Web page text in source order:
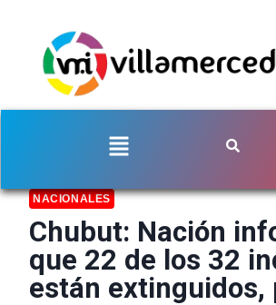
NACIONALES
Chubut: Nación
que 22 de los 32
están extinguidos,